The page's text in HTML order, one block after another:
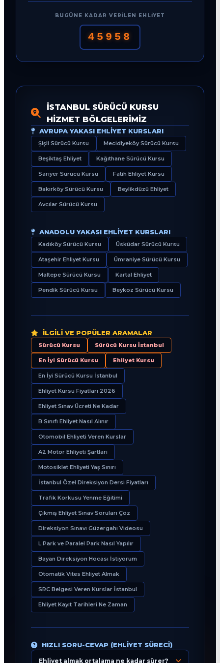
BUGÜNE KADAR VERILEN EHLIYET
45958
İSTANBUL SÜRÜCÜ KURSU
HIZMET BÖLGELERIMIZ
AVRUPA YAKASI EHLIYET KURSLARI
Şişli Sürücü Kursu Mecidiyeköy Sürücü Kursu
Beşiktaş Ehliyet Kağıthane Sürücü Kursu
Sarıyer Sürücü Kursu Fatih Ehliyet Kursu
Bakırköy Sürücü Kursu Beylikdüzü Ehliyet
Avcılar Sürücü Kursu
ANADOLU YAKASI EHLIYET KURSLARI
Kadıköy Sürücü Kursu Üsküdar Sürücü Kursu
Ataşehir Ehliyet Kursu Ümraniye Sürücü Kursu
Maltepe Sürücü Kursu Kartal Ehliyet
Pendik Sürücü Kursu Beykoz Sürücü Kursu
İLGILI VE POPÜLER ARAMALAR
Sürücü Kursu Sürücü Kursu İstanbul
En İyi Sürücü Kursu Ehliyet Kursu
En İyi Sürücü Kursu İstanbul
Ehliyet Kursu Fiyatları 2026
Ehliyet Sınav Ücreti Ne Kadar
B Sınıfı Ehliyet Nasıl Alınır
Otomobil Ehliyeti Veren Kurslar
A2 Motor Ehliyeti Şartları
Motosiklet Ehliyeti Yaş Sınırı
İstanbul Özel Direksiyon Dersi Fiyatları
Trafik Korkusu Yenme Eğitimi
Çıkmış Ehliyet Sınav Soruları Çöz
Direksiyon Sınavı Güzergahı Videosu
L Park ve Paralel Park Nasıl Yapılır
Bayan Direksiyon Hocası İstiyorum
Otomatik Vites Ehliyet Almak
SRC Belgesi Veren Kurslar İstanbul
Ehliyet Kayıt Tarihleri Ne Zaman
HIZLI SORU-CEVAP (EHLIYET SÜRECI)
Ehliyet almak ortalama ne kadar sürer?